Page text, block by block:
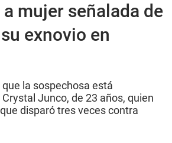
mujer señalada de
exnovio en
la sospechosa está
Junco, de 23 años, quien
disparó tres veces contra